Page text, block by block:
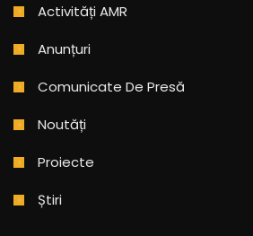
Activități AMR
Anunțuri
Comunicate De Presă
Noutăți
Proiecte
Știri